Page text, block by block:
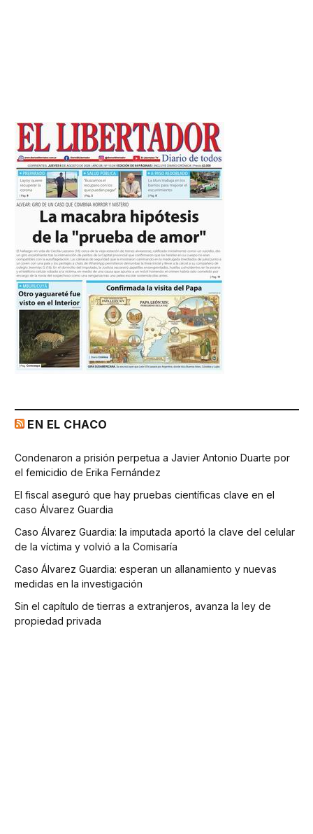
EN EL CHACO
Condenaron a prisión perpetua a Javier Antonio Duarte por
el femicidio de Erika Fernández
El fiscal aseguró que hay pruebas científicas clave en el
caso Álvarez Guardia
Caso Álvarez Guardia: la imputada aportó la clave del celular
de la víctima y volvió a la Comisaría
Caso Álvarez Guardia: esperan un allanamiento y nuevas
medidas en la investigación
Sin el capítulo de tierras a extranjeros, avanza la ley de
propiedad privada